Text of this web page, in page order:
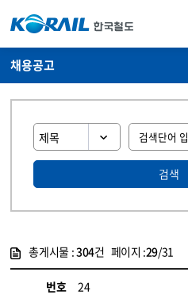
채용공고
검색
총게시물 :304건 페이지 :29/31
번호
24